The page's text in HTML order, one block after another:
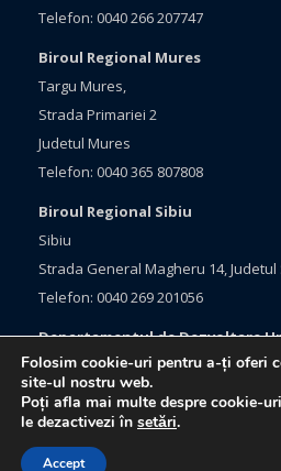
Telefon: 0040 266 207747
Biroul Regional Mures
Targu Mures,
Strada Primariei 2
Judetul Mures
Telefon: 0040 365 807808
Biroul Regional Sibiu
Sibiu
Strada General Magheru 14, Judetul
Telefon: 0040 269 201056
Departamentul de Dezvoltare
Brasov, Bulevardul Eroilor 33
Judetul Brasov
Telefon: 0040 368 415760
Folosim cookie-uri pentru a-ți oferi
site-ul nostru web.
Poți afla mai multe despre cookie-
le dezactivezi în setări.
Accept